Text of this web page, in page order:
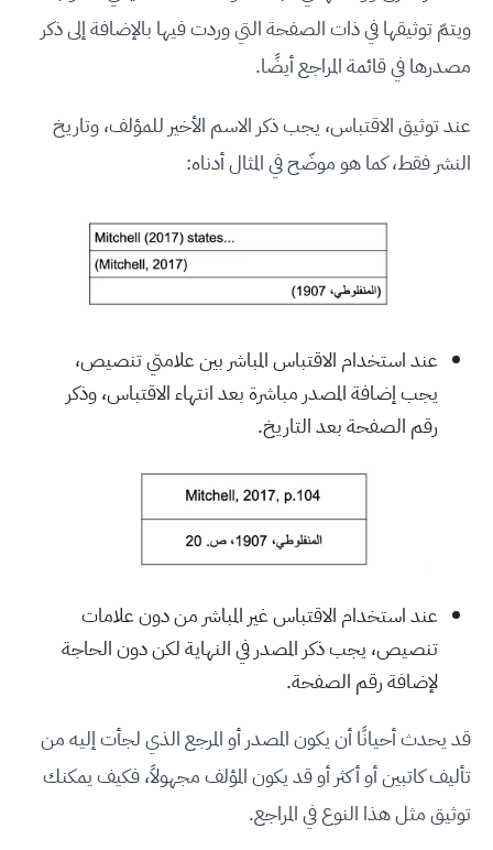
ويتمّ توثيقها في ذات الصفحة التي وردت فيها بالإضافة إلى ذكر
مصدرها في قائمة المراجع أيضًا.
عند توثيق الاقتباس، يجب ذكر الاسم الأخير للمؤلف، وتاريخ
النشر فقط، كما هو موضّح في المثال أدناه:
عند استخدام الاقتباس المباشر بين علامتي تنصيص،
يجب إضافة المصدر مباشرة بعد انتهاء الاقتباس، وذكر
رقم الصفحة بعد التاريخ.
عند استخدام الاقتباس غير المباشر من دون علامات
تنصيص، يجب ذكر المصدر في النهاية لكن دون الحاجة
لإضافة رقم الصفحة.
قد يحدث أحيانًا أن يكون المصدر أو المرجع الذي لجأت إليه من
تأليف كاتبين أو أكثر أو قد يكون المؤلف مجهولاً، فكيف يمكنك
توثيق مثل هذا النوع في المراجع.